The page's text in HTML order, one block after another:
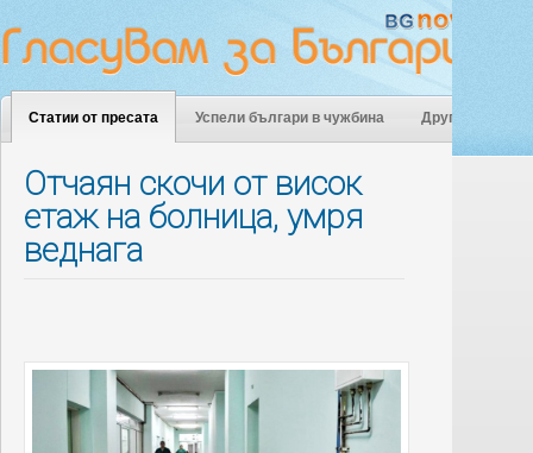
Статии от пресата Успели българи в чужбина Други
Отчаян скочи от висок
етаж на болница, умря
веднага